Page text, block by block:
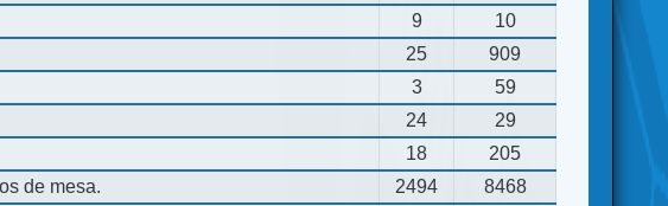
9
10
25
909
3
59
24
29
18
205
de mesa. 2494
8468